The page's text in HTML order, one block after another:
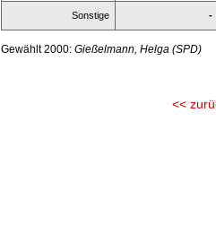
Sonstige -
Gewählt 2000:Gießelmann, Helga (SPD)
<<